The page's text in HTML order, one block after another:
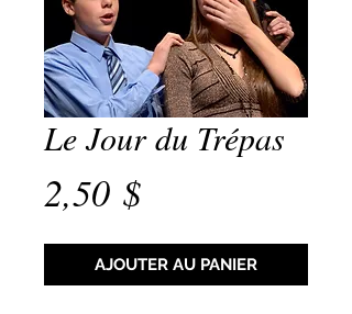
Le Jour du Trépas
2,50 $Prix
AJOUTER AU PANIER